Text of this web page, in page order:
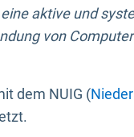
aktive und
von
dem NUIG (